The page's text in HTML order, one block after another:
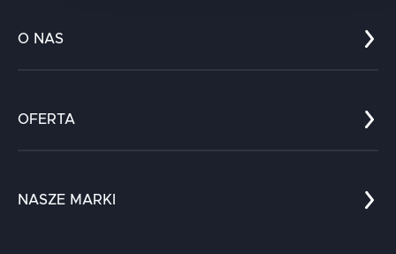
O NAS
Kariera
Kontakt
OFERTA
Chatboty
NASZE MARKI